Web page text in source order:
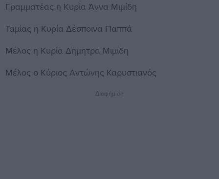
Γραμματέας η Κυρία Άννα Μιμίδη
Ταμίας η Κυρία Δέσποινα Παππά
Μέλος η Κυρία Δήμητρα Μιμίδη
Μέλος ο Κύριος Αντώνης Καρυστιανός
Διαφήμιση